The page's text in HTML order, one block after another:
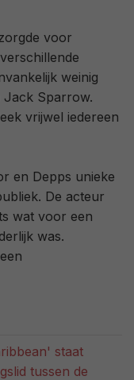
voor
weinig
Jack Sparrow.
vrijwel iedereen
en Depps unieke
De acteur
wat voor een
was.
staat
tussen de